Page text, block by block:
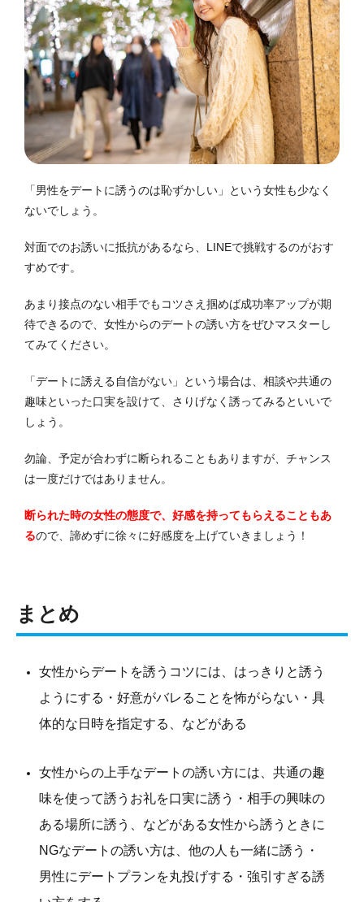
「男性をデートに誘うのは恥ずかしい」という女性も少なく
ないでしょう。
対面でのお誘いに抵抗があるなら、LINEで挑戦するのがおす
すめです。
あまり接点のない相手でもコツさえ掴めば成功率アップが期
待できるので、女性からのデートの誘い方をぜひマスターし
てみてください。
「デートに誘える自信がない」という場合は、相談や共通の
趣味といった口実を設けて、さりげなく誘ってみるといいで
しょう。
勿論、予定が合わずに断られることもありますが、チャンス
は一度だけではありません。
断られた時の女性の態度で、好感を持ってもらえることもあ
るので、諦めずに徐々に好感度を上げていきましょう！
まとめ
女性からデートを誘うコツには、はっきりと誘う
ようにする・好意がバレることを怖がらない・具
体的な日時を指定する、などがある
女性からの上手なデートの誘い方には、共通の趣
味を使って誘うお礼を口実に誘う・相手の興味の
ある場所に誘う、などがある女性から誘うときに
NGなデートの誘い方は、他の人も一緒に誘う・
男性にデートプランを丸投げする・強引すぎる誘